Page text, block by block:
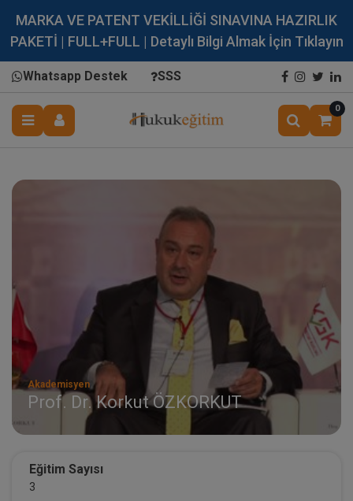
MARKA VE PATENT VEKİLLİĞİ SINAVINA HAZIRLIK
PAKETİ | FULL+FULL | Detaylı Bilgi Almak İçin Tıklayın
Whatsapp Destek SSS
0
Akademisyen
Prof. Dr. Korkut ÖZKORKUT
Eğitim Sayısı
3